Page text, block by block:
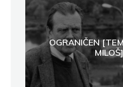
OGRANIČEN
MILOŠ]